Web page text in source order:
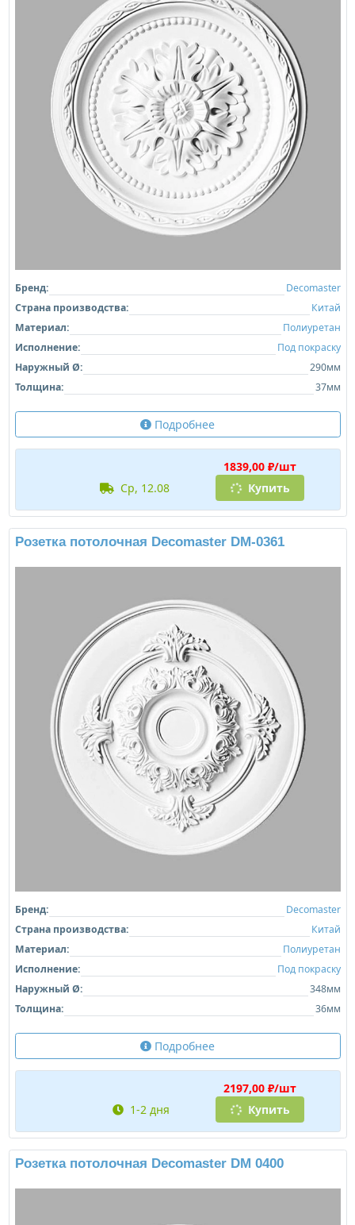
Бренд:
Decomaster
Страна производства:
Китай
Материал:
Полиуретан
Исполнение:
Под покраску
Наружный Ø:
290мм
Толщина:
37мм
Подробнее
1839,00 ₽/шт
ср, 12.08
Купить
Розетка потолочная Decomaster DM-0361
Бренд:
Decomaster
Страна производства:
Китай
Материал:
Полиуретан
Исполнение:
Под покраску
Наружный Ø:
348мм
Толщина:
36мм
Подробнее
2197,00 ₽/шт
1-2 дня
Купить
Розетка потолочная Decomaster DM 0400